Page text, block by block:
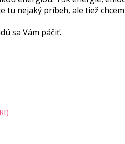
tu nejaký príbeh, ale tiež
sa Vám páčiť.